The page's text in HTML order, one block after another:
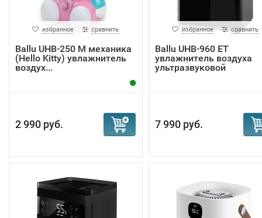
избранное сравнить
Ballu UHB-250 M механика
(Hello Kitty) увлажнитель
воздух...
2 990 руб.
избранное сравнить
Ballu UHB-960 ET
увлажнитель воздуха
ультразвуковой
7 990 руб.